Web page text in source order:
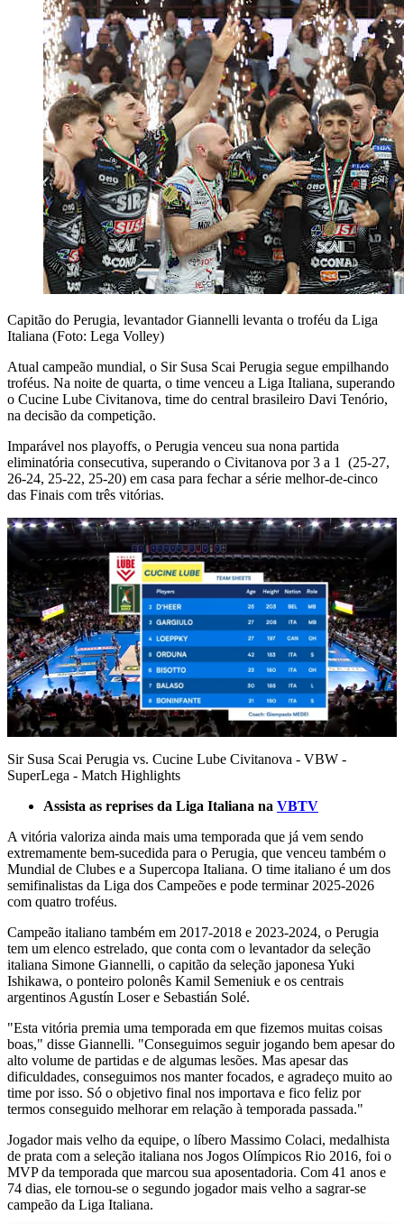
Capitão do Perugia, levantador Giannelli levanta o troféu da Liga
Italiana (Foto: Lega Volley)
Atual campeão mundial, o Sir Susa Scai Perugia segue empilhando
troféus. Na noite de quarta, o time venceu a Liga Italiana, superando
o Cucine Lube Civitanova, time do central brasileiro Davi Tenório,
na decisão da competição.
Imparável nos playoffs, o Perugia venceu sua nona partida
eliminatória consecutiva, superando o Civitanova por 3 a 1 (25-27,
26-24, 25-22, 25-20) em casa para fechar a série melhor-de-cinco
das Finais com três vitórias.
of
9
minutes,
seconds
Sir Susa Scai Perugia vs. Cucine Lube Civitanova - VBW -
SuperLega - Match Highlights
Assista as reprises da Liga Italiana na VBTV
A vitória valoriza ainda mais uma temporada que já vem sendo
extremamente bem-sucedida para o Perugia, que venceu também o
Mundial de Clubes e a Supercopa Italiana. O time italiano é um dos
semifinalistas da Liga dos Campeões e pode terminar 2025-2026
com quatro troféus.
Campeão italiano também em 2017-2018 e 2023-2024, o Perugia
tem um elenco estrelado, que conta com o levantador da seleção
italiana Simone Giannelli, o capitão da seleção japonesa Yuki
Ishikawa, o ponteiro polonês Kamil Semeniuk e os centrais
argentinos Agustín Loser e Sebastián Solé.
"Esta vitória premia uma temporada em que fizemos muitas coisas
boas," disse Giannelli. "Conseguimos seguir jogando bem apesar do
alto volume de partidas e de algumas lesões. Mas apesar das
dificuldades, conseguimos nos manter focados, e agradeço muito ao
time por isso. Só o objetivo final nos importava e fico feliz por
termos conseguido melhorar em relação à temporada passada."
Jogador mais velho da equipe, o líbero Massimo Colaci, medalhista
de prata com a seleção italiana nos Jogos Olímpicos Rio 2016, foi o
MVP da temporada que marcou sua aposentadoria. Com 41 anos e
74 dias, ele tornou-se o segundo jogador mais velho a sagrar-se
campeão da Liga Italiana.